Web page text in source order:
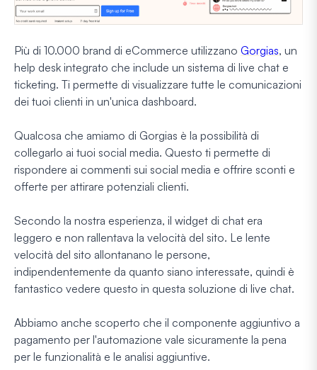
Più di 10.000 brand di eCommerce utilizzano Gorgias, un
help desk integrato che include un sistema di live chat e
ticketing. Ti permette di visualizzare tutte le comunicazioni
dei tuoi clienti in un'unica dashboard.
Qualcosa che amiamo di Gorgias è la possibilità di
collegarlo ai tuoi social media. Questo ti permette di
rispondere ai commenti sui social media e offrire sconti e
offerte per attirare potenziali clienti.
Secondo la nostra esperienza, il widget di chat era
leggero e non rallentava la velocità del sito. Le lente
velocità del sito allontanano le persone,
indipendentemente da quanto siano interessate, quindi è
fantastico vedere questo in questa soluzione di live chat.
Abbiamo anche scoperto che il componente aggiuntivo a
pagamento per l'automazione vale sicuramente la pena
per le funzionalità e le analisi aggiuntive.